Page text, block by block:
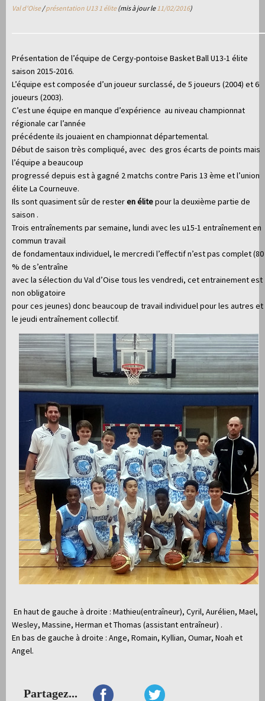
Val d'Oise/présentation U13 1 élite(mis à jour le11/02/2016)
Présentation de l’équipe de Cergy-pontoise Basket Ball U13-1 élite
saison 2015-2016.
L’équipe est composée d’un joueur surclassé, de 5 joueurs (2004) et 6
joueurs (2003).
C’est une équipe en manque d’expérience au niveau championnat
régionale car l’année
précédente ils jouaient en championnat départemental.
Début de saison très compliqué, avec des gros écarts de points mais
l’équipe a beaucoup
progressé depuis est à gagné 2 matchs contre Paris 13 ème et l’union
élite La Courneuve.
Ils sont quasiment sûr de resteren élitepour la deuxième partie de
saison .
Trois entraînements par semaine, lundi avec les u15-1 entraînement en
commun travail
de fondamentaux individuel, le mercredi l’effectif n’est pas complet (80
% de s’entraîne
avec la sélection du Val d’Oise tous les vendredi, cet entrainement est
non obligatoire
pour ces jeunes) donc beaucoup de travail individuel pour les autres et
le jeudi entraînement collectif.
En haut de gauche à droite : Mathieu(entraîneur), Cyril, Aurélien, Mael,
Wesley, Massine, Herman et Thomas (assistant entraîneur) .
En bas de gauche à droite : Ange, Romain, Kyllian, Oumar, Noah et
Angel.
Partagez...